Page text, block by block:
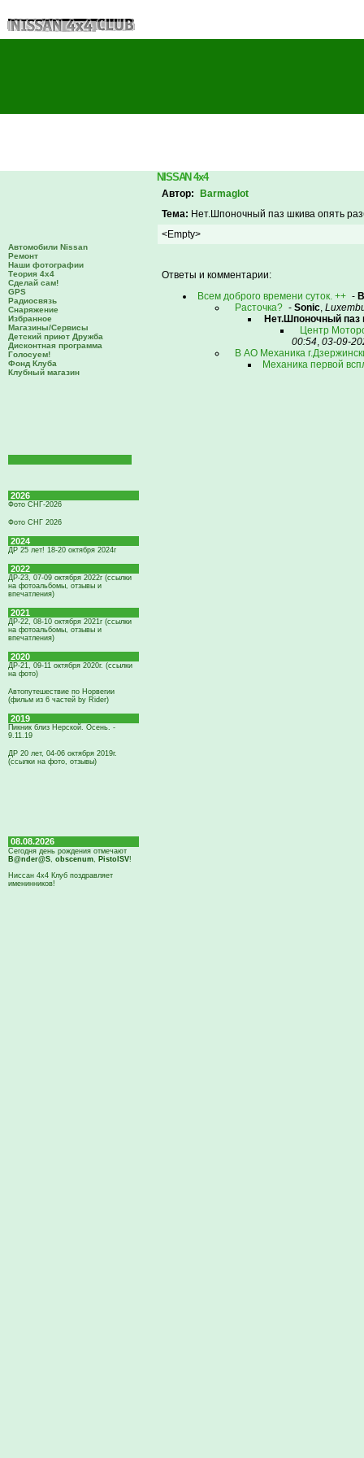
Автомобили Nissan
Ремонт
Наши фотографии
Теория 4х4
Сделай сам!
GPS
Радиосвязь
Снаряжение
Избранное
Магазины/Сервисы
Детский приют Дружба
Дисконтная программа
Голосуем!
Фонд Клуба
Клубный магазин
2026
Фото СНГ-2026
Фото СНГ 2026
2024
ДР 25 лет! 18-20 октября 2024г
2022
ДР-23, 07-09 октября 2022г (ссылки
на фотоальбомы, отзывы и
впечатления)
2021
ДР-22, 08-10 октября 2021г (ссылки
на фотоальбомы, отзывы и
впечатления)
2020
ДР-21, 09-11 октября 2020г. (ссылки
на фото)
Автопутешествие по Норвегии
(фильм из 6 частей by Rider)
2019
Пикник близ Нерской. Осень. -
9.11.19
ДР 20 лет, 04-06 октября 2019г.
(ссылки на фото, отзывы)
08.08.2026
Сегодня день рождения отмечают
B@nder@S, obscenum, PistolSV!
Ниссан 4х4 Клуб поздравляет
именинников!
NISSAN 4x4
Автор:
Barmaglot
Тема: Нет.Шпоночный паз шкива опять
<Empty>
Ответы и комментарии:
Всем доброго времени суток. ++ -
Расточка? - Sonic,
Нет.Шпоночный паз
Центр
00:54, 03-09-
В АО Механика
Механика первой